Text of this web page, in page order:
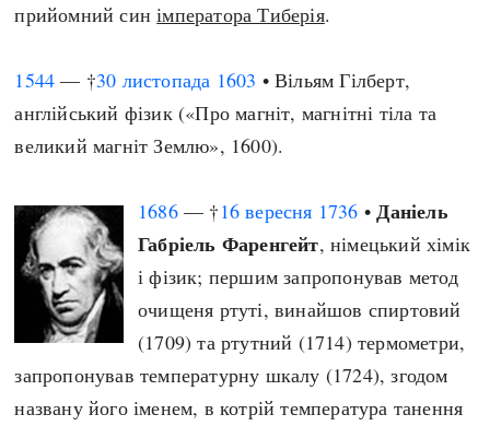
прийомний синімператора Тиберія.
1544 — †30 листопада 1603 • Вільям Гілберт,
англійський фізик («Про магніт, магнітні тіла та
великий магніт Землю», 1600).
1686— †16 вересня 1736 •Даніель
Габріель Фаренгейт, німецький хімік
і фізик; першим запропонував метод
очищеня ртуті, винайшов спиртовий
(1709) та ртутний (1714) термометри,
запропонував температурну шкалу (1724), згодом
названу його іменем, в котрій температура танення